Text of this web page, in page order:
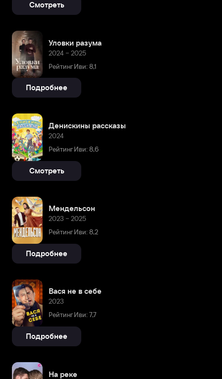
Смотреть
Уловки разума
2024 – 2025
Рейтинг Иви: 8,1
Подробнее
Денискины рассказы
2024
Рейтинг Иви: 8,6
Смотреть
Мендельсон
2023 – 2025
Рейтинг Иви: 8,2
Подробнее
Вася не в себе
2023
Рейтинг Иви: 7,7
Подробнее
На реке